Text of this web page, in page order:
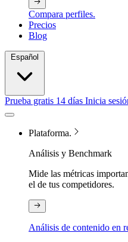
Compara perfiles.
Precios
Blog
Prueba gratis 14 días Inicia
Plataforma.
Análisis y Benchmark
Mide las métricas
el de tus competidores.
Análisis de contenido en